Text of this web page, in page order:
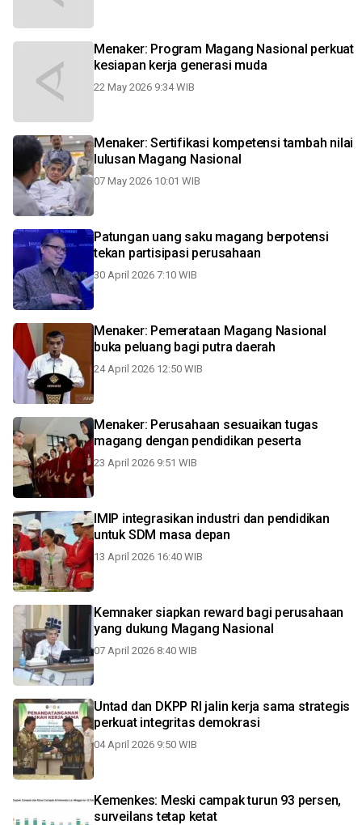
Menaker: Program Magang Nasional perkuat
kesiapan kerja generasi muda
22 May 2026 9:34 WIB
Menaker: Sertifikasi kompetensi tambah nilai
lulusan Magang Nasional
07 May 2026 10:01 WIB
Patungan uang saku magang berpotensi
tekan partisipasi perusahaan
30 April 2026 7:10 WIB
Menaker: Pemerataan Magang Nasional
buka peluang bagi putra daerah
24 April 2026 12:50 WIB
Menaker: Perusahaan sesuaikan tugas
magang dengan pendidikan peserta
23 April 2026 9:51 WIB
IMIP integrasikan industri dan pendidikan
untuk SDM masa depan
13 April 2026 16:40 WIB
Kemnaker siapkan reward bagi perusahaan
yang dukung Magang Nasional
07 April 2026 8:40 WIB
Untad dan DKPP RI jalin kerja sama strategis
perkuat integritas demokrasi
04 April 2026 9:50 WIB
Kemenkes: Meski campak turun 93 persen,
surveilans tetap ketat